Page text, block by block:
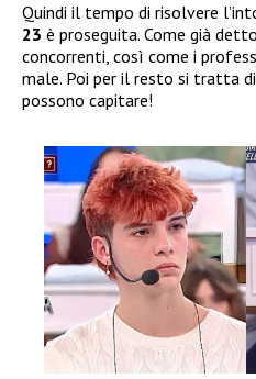
Quindi il tempo di risolvere
23 è proseguita. Come già
concorrenti, così come i
male. Poi per il resto si tratta
possono capitare!